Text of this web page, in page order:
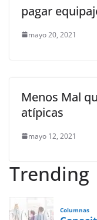
pagar
mayo 20, 2021
Menos Mal
atípicas
mayo 12, 2021
Trending